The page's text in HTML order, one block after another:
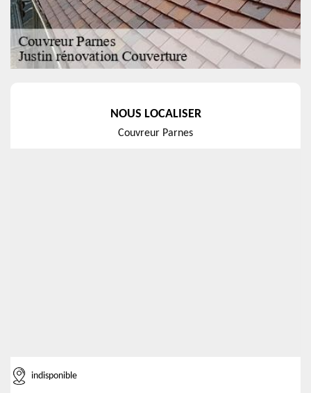
NOUS LOCALISER
Couvreur Parnes
indisponible